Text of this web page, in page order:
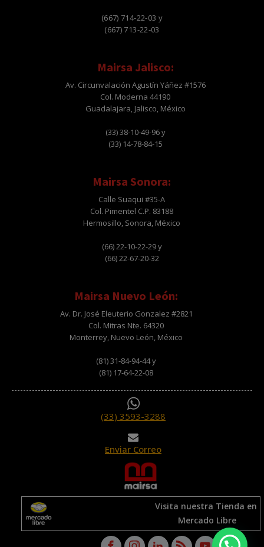
(667) 714-22-03 y
(667) 713-22-03
Mairsa Jalisco:
Av. Circunvalación Agustín Yáñez #1576
Col. Moderna 44190
Guadalajara, Jalisco, México
(33) 38-10-49-96 y
(33) 14-78-84-15
Mairsa Sonora:
Calle Suaqui #35-A
Col. Pimentel C.P. 83188
Hermosillo, Sonora, México
(66) 22-10-22-29 y
(66) 22-67-20-32
Mairsa Nuevo León:
Av. Dr. José Eleuterio Gonzalez #2821
Col. Mitras Nte. 64320
Monterrey, Nuevo León, México
(81) 31-84-94-44 y
(81) 17-64-22-08
(33) 3593-3288
Enviar Correo
Visita nuestra Tienda en
Mercado Libre